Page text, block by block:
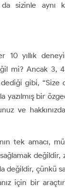
da sizinle
yıllık
mi? Ancak
gibi,
yazılmış bir
ve
tek amacı,
değildir,
değildir, çünkü
için bir